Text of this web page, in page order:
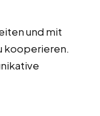
und mit
kooperieren.